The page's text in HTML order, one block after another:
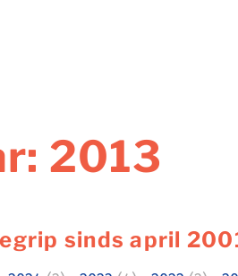
2013
sinds april